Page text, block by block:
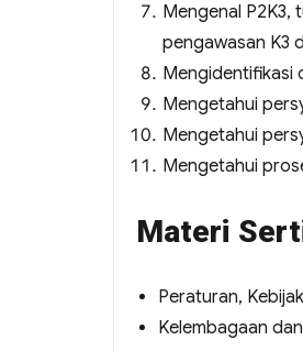
Mengenal P2K3,
pengawasan K3
Mengidentifikasi
Mengetahui
Mengetahui
Mengetahui
Materi
Peraturan,
Kelembagaan